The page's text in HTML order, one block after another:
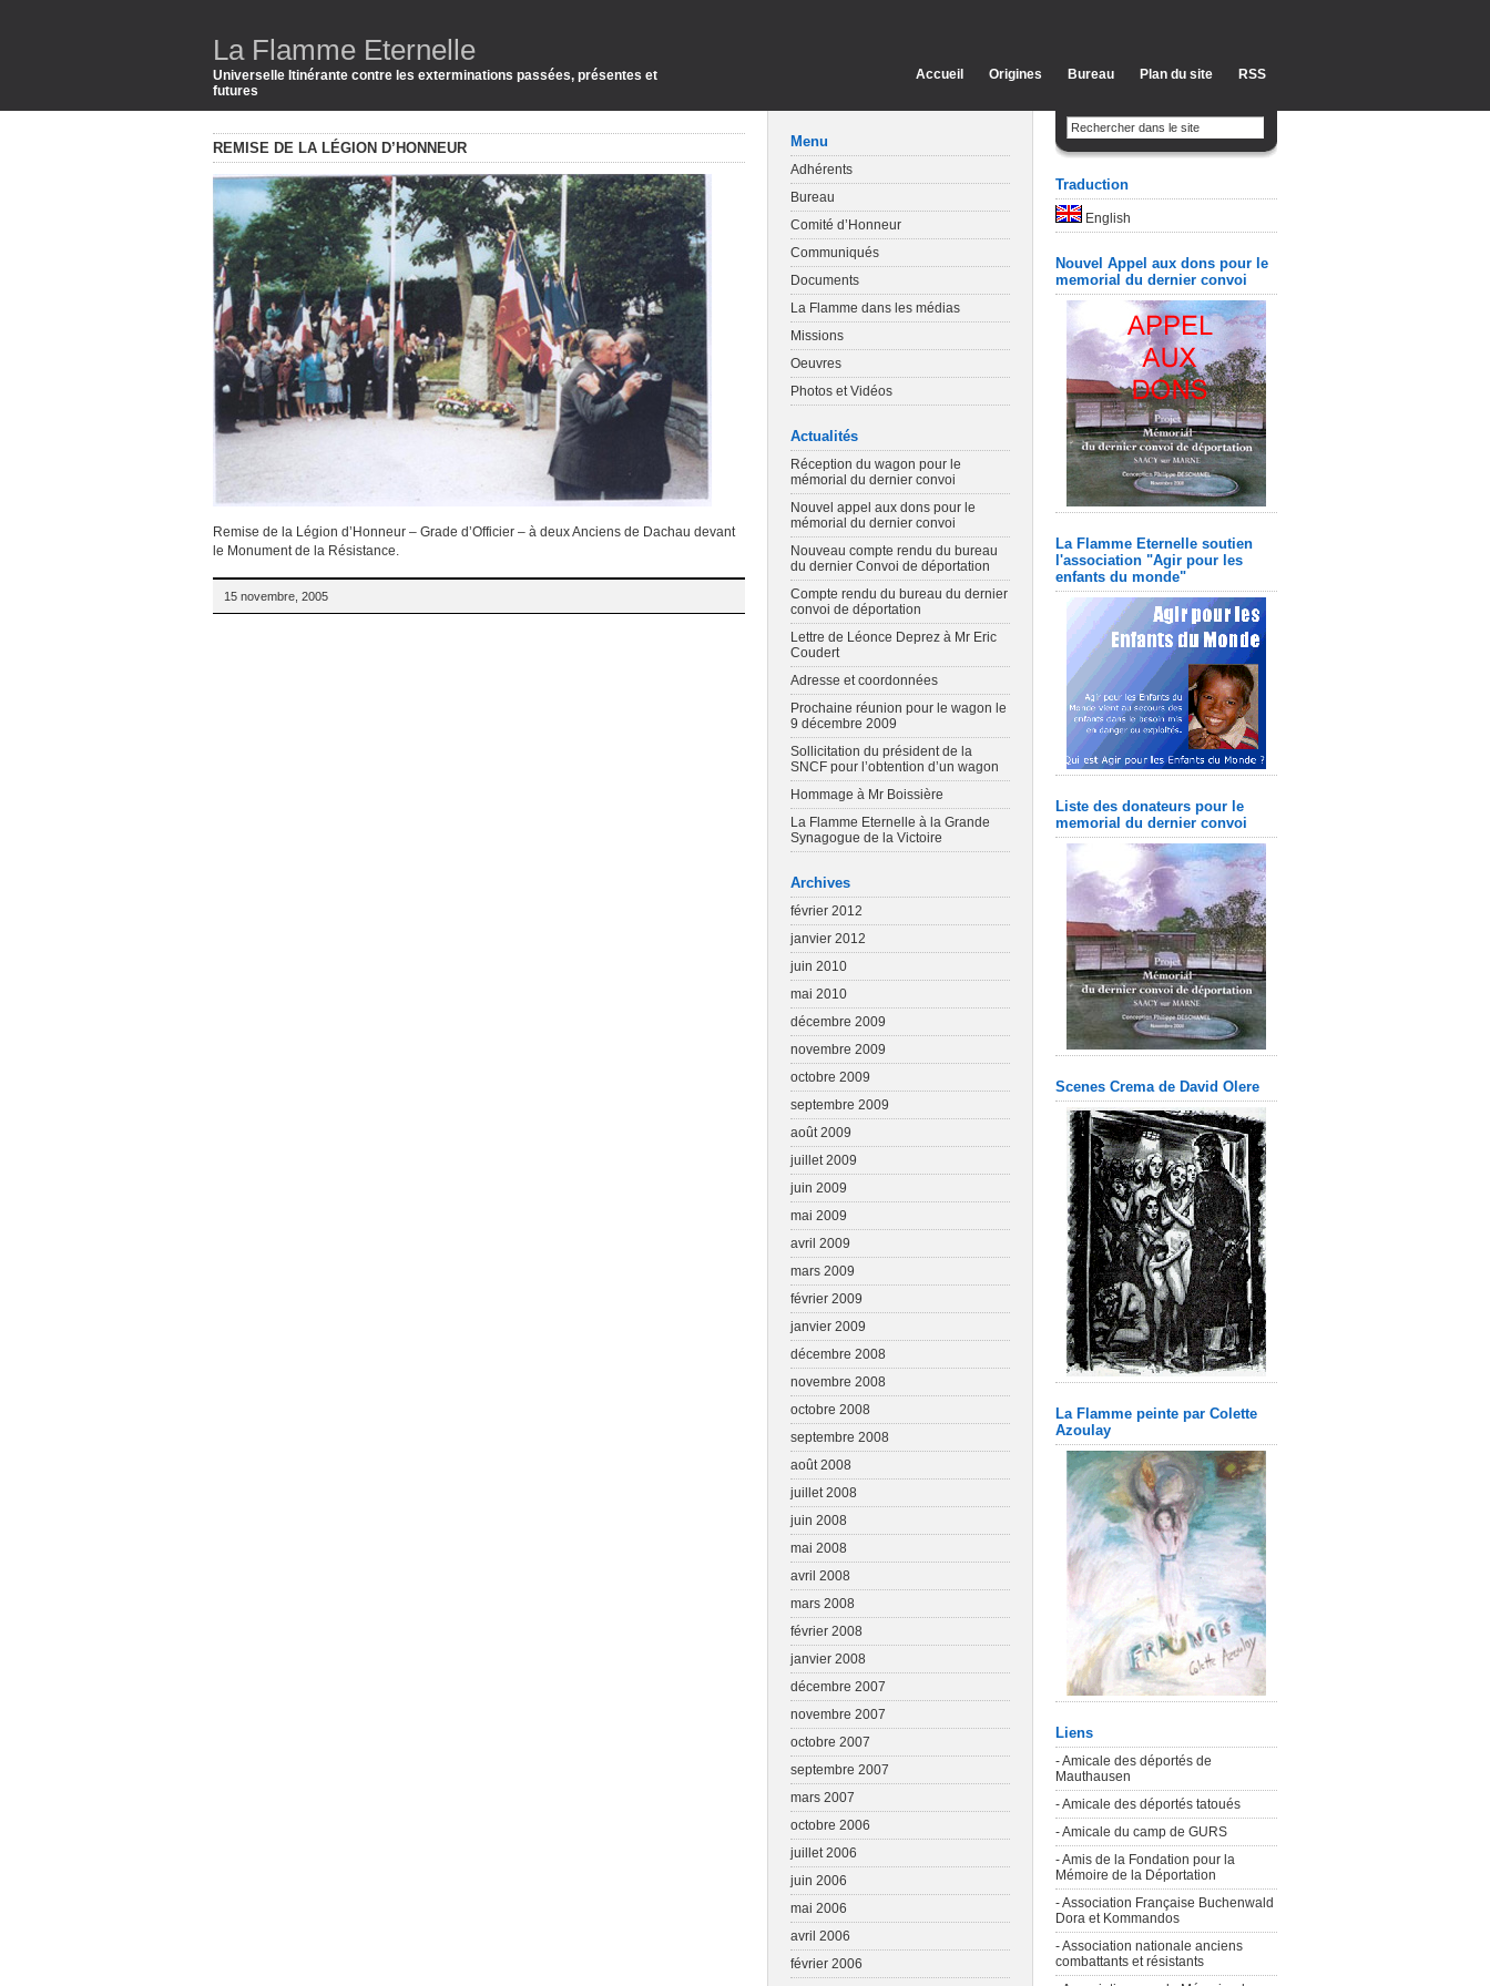
La Flamme Eternelle
Universelle Itinérante contre les exterminations passées, présentes et
futures
Accueil Origines Bureau Plan du site RSS
REMISE DE LA LÉGION D’HONNEUR
Remise de la Légion d’Honneur – Grade d’Officier – à deux Anciens de Dachau devant
le Monument de la Résistance.
15 novembre, 2005
Menu
Adhérents
Bureau
Comité d’Honneur
Communiqués
Documents
La Flamme dans les médias
Missions
Oeuvres
Photos et Vidéos
Actualités
Réception du wagon pour le
mémorial du dernier convoi
Nouvel appel aux dons pour le
mémorial du dernier convoi
Nouveau compte rendu du bureau
du dernier Convoi de déportation
Compte rendu du bureau du dernier
convoi de déportation
Lettre de Léonce Deprez à Mr Eric
Coudert
Adresse et coordonnées
Prochaine réunion pour le wagon le
9 décembre 2009
Sollicitation du président de la
SNCF pour l’obtention d’un wagon
Hommage à Mr Boissière
La Flamme Eternelle à la Grande
Synagogue de la Victoire
Archives
février 2012
janvier 2012
juin 2010
mai 2010
décembre 2009
novembre 2009
octobre 2009
septembre 2009
août 2009
juillet 2009
juin 2009
mai 2009
avril 2009
mars 2009
février 2009
janvier 2009
décembre 2008
novembre 2008
octobre 2008
septembre 2008
août 2008
juillet 2008
juin 2008
mai 2008
avril 2008
mars 2008
février 2008
janvier 2008
décembre 2007
novembre 2007
octobre 2007
septembre 2007
mars 2007
octobre 2006
juillet 2006
juin 2006
mai 2006
avril 2006
février 2006
Traduction
English
Nouvel Appel aux dons pour le
memorial du dernier convoi
La Flamme Eternelle soutien
l'association "Agir pour les
enfants du monde"
Liste des donateurs pour le
memorial du dernier convoi
Scenes Crema de David Olere
La Flamme peinte par Colette
Azoulay
Liens
- Amicale des déportés de
Mauthausen
- Amicale des déportés tatoués
- Amicale du camp de GURS
- Amis de la Fondation pour la
Mémoire de la Déportation
- Association Française Buchenwald
Dora et Kommandos
- Association nationale anciens
combattants et résistants